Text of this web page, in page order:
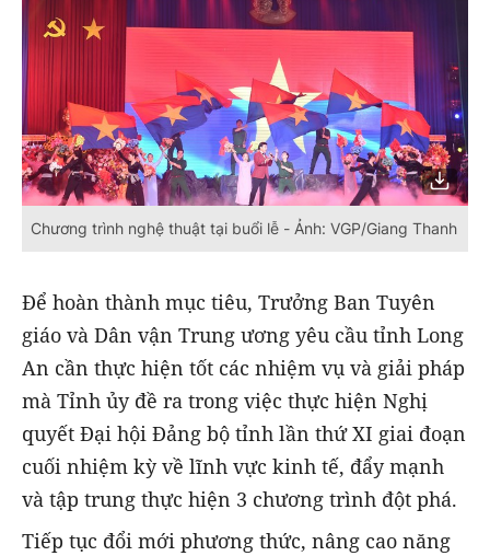
Chương trình nghệ thuật tại buổi lễ - Ảnh: VGP/Giang Thanh
Để hoàn thành mục tiêu, Trưởng Ban Tuyên
giáo và Dân vận Trung ương yêu cầu tỉnh Long
An cần thực hiện tốt các nhiệm vụ và giải pháp
mà Tỉnh ủy đề ra trong việc thực hiện Nghị
quyết Đại hội Đảng bộ tỉnh lần thứ XI giai đoạn
cuối nhiệm kỳ về lĩnh vực kinh tế, đẩy mạnh
và tập trung thực hiện 3 chương trình đột phá.
Tiếp tục đổi mới phương thức, nâng cao năng